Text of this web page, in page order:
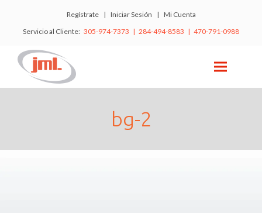
Regístrate| Iniciar Sesión | Mi Cuenta
Servicio al Cliente: 305-974-7373 | 284-494-8583 | 470-791-0988
bg-2